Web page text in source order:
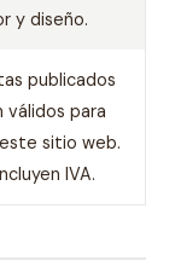
y diseño.
publicados
válidos para
sitio web.
IVA.